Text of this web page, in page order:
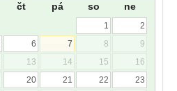
čt pá so ne
1
2
6 7 8
9
13 14 15
16
20 21 22
23